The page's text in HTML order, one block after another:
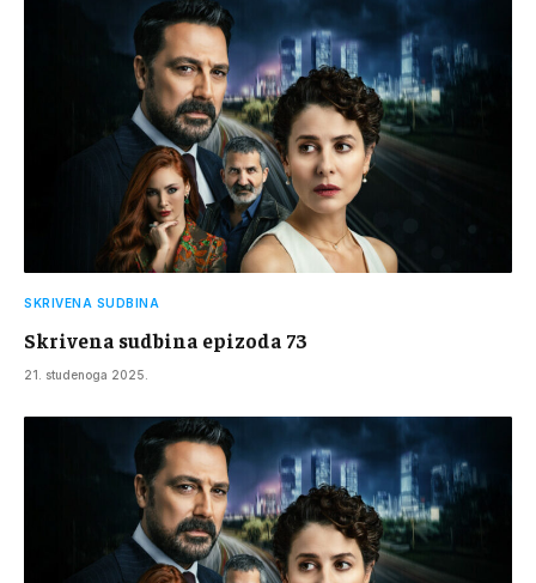
SKRIVENA SUDBINA
Skrivena sudbina epizoda 73
21. studenoga 2025.